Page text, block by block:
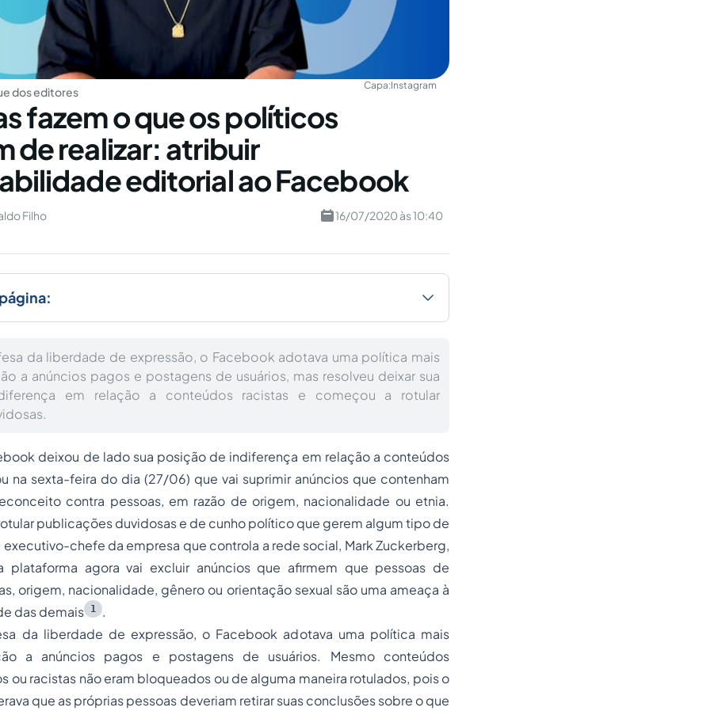
Capa:Instagram
dos editores
fazem o que os políticos
de realizar: atribuir
editorial ao Facebook
Filho 16/07/2020 às 10:40
da liberdade de expressão, o Facebook adotava uma política mais
a anúncios pagos e postagens de usuários, mas resolveu deixar sua
em relação a conteúdos racistas e começou a rotular
deixou de lado sua posição de indiferença em relação a conteúdos
na sexta-feira do dia (27/06) que vai suprimir anúncios que contenham
contra pessoas, em razão de origem, nacionalidade ou etnia.
publicações duvidosas e de cunho político que gerem algum tipo de
chefe da empresa que controla a rede social, Mark Zuckerberg,
plataforma agora vai excluir anúncios que afirmem que pessoas de
origem, nacionalidade, gênero ou orientação sexual são uma ameaça à
das demais
1
.
da liberdade de expressão, o Facebook adotava uma política mais
a anúncios pagos e postagens de usuários. Mesmo conteúdos
ou racistas não eram bloqueados ou de alguma maneira rotulados, pois o
que as próprias pessoas deveriam retirar suas conclusões sobre o que